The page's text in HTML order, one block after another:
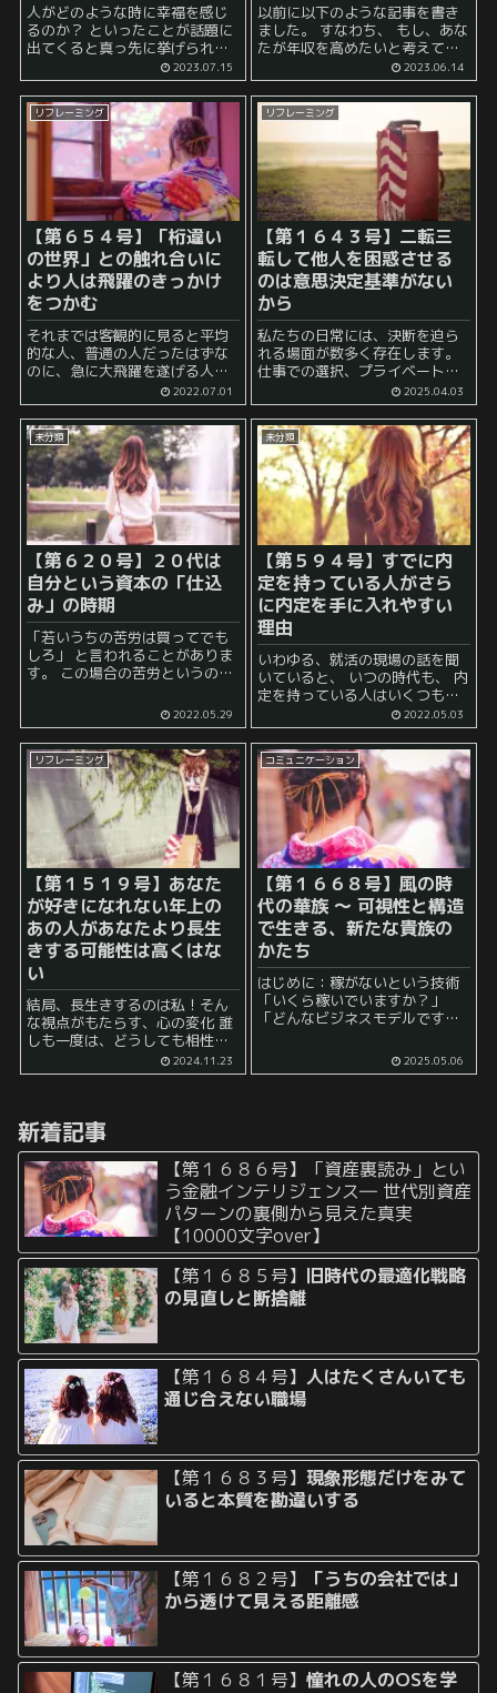
人がどのような時に幸福を感じ
るのか？ といったことが話題に
出てくると真っ先に挙げられる
して、幸福をもたらしてくれる
のが人間関係であるのと同時
に、 ストレスやトラブルをもた
らして...
2023.07.15
以前に以下のような記事を書き
ました。 すなわち、 もし、あな
たが年収を高めたいと考えてい
るならば、基本的にやるべきこ
ととしては、抽象的には 顧客リ
ストに記載されている名前の数
を増やす ことになります。 ...
2023.06.14
リフレーミング
【第６５４号】「桁違い
の世界」との触れ合いに
より人は飛躍のきっかけ
をつかむ
それまでは客観的に見ると平均
的な人、普通の人だったはずな
のに、急に大飛躍を遂げる人が
何が起こっているのでしょう
か？ 突然運よく奇跡がその人の
身に舞い降りてきたのでしょう
か？ 確かに、そのよう...
2022.07.01
リフレーミング
【第１６４３号】 二転三
転して他人を困惑させる
のは意思決定基準がない
から
私たちの日常には、決断を迫ら
れる場面が数多く存在します。
仕事での選択、プライベートで
の予定、人間関係における対応
など、人生は大小さまざまな意
思決定の連続です。しかし、中
には他人の意見に振り回され、
二転三転と態度を変えて周囲を
困惑さ...
2025.04.03
未分類
【第６２０号】２０代は
自分という資本の「仕込
み」の時期
「若いうちの苦労は買ってでも
しろ」 と言われることがありま
す。 この場合の苦労というのは
前もやれ。そうでなければ俺の
気が済まない。」 と言わんばか
りの年長者...
2022.05.29
未分類
【第５９４号】すでに内
定を持っている人がさら
に内定を手に入れやすい
理由
いわゆる、就活の現場の話を聞
いていると、 いつの時代も、 内
定を持っている人はいくつもの
内定を手に入れている、 その一
方で、 内定を一つも手にするこ
とができない人 も存在してお
り、 二極化の現象が起こっ...
2022.05.03
リフレーミング
【第１５１９号】あなた
が好きになれない年上の
あの人があなたより長生
きする可能性は高くはな
い
結局、長生きするのは私！そん
な視点がもたらす、心の変化 誰
しも一度は、どうしても相性が
合わない人や、反感を持つ人が
出てくるものです。 特に年上の
齢化が進む社会で年...
2024.11.23
コミュニケーション
【第１６６８号】風の時
代の華族 〜 可視性と構造
で生きる、新たな貴族の
かたち
はじめに：稼がないという技術
「いくら稼いでいますか？」
「どんなビジネスモデルです
問いはあまりにも当然のものと
して流通しています。個人の信
2025.05.06
新着記事
【第１６８６号】「資産裏読み」とい
う金融インテリジェンス― 世代別資産
パターンの裏側から見えた真実
【10000文字over】
【第１６８５号】 旧時代の最適化戦略
の見直しと断捨離
【第１６８４号】人はたくさんいても
通じ合えない職場
【第１６８３号】現象形態だけをみて
いると本質を勘違いする
【第１６８２号】
「うちの会社では」
から透けて見える距離感
【第１６８１号】憧れの人のOSを学